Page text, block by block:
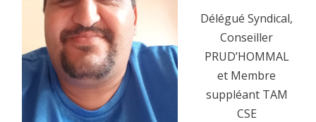
Délégué Syndical,
Conseiller
PRUD’HOMMAL
et Membre
suppléant TAM
CSE